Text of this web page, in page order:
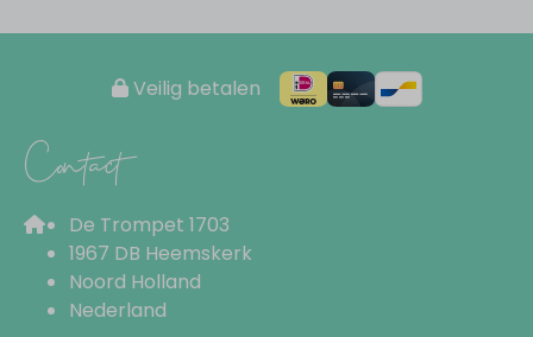
Eettafel
Amerikaanse koelkast
IJsblokjesmachine
Vriezer
Keramische kookplaat
Veilig betalen
Contact
De Trompet 1703
1967 DB Heemskerk
Noord Holland
Nederland